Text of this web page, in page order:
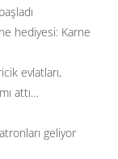
hediyesi: Karne
evlatları,
attı…
geliyor